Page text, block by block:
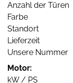
Anzahl der Türen
Farbe
Standort
Lieferzeit
Unsere Nummer
Motor:
kW / PS